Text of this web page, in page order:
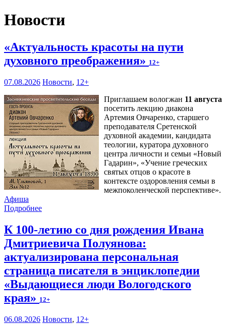
Новости
«Актуальность красоты на пути
духовного преображения» 12+
07.08.2026 Новости, 12+
Приглашаем вологжан 11 августа
посетить лекцию диакона
Артемия Овчаренко, старшего
преподавателя Сретенской
духовной академии, кандидата
теологии, куратора духовного
центра личности и семьи «Новый
Гадарин», «Учение греческих
святых отцов о красоте в
контексте оздоровления семьи в
межпоколенческой перспективе».
Афиша
Подробнее
К 100-летию со дня рождения Ивана
Дмитриевича Полуянова:
актуализирована персональная
страница писателя в энциклопедии
«Выдающиеся люди Вологодского
края» 12+
06.08.2026 Новости, 12+